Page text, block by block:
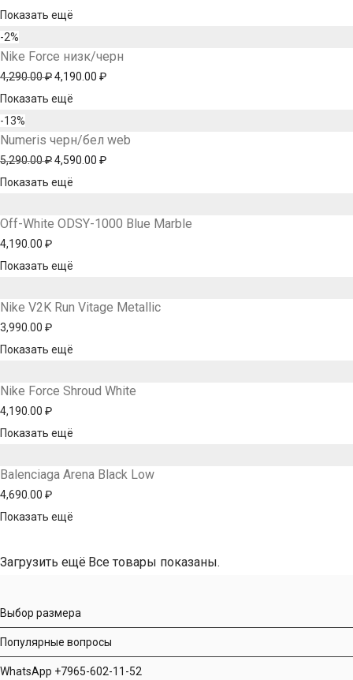
Показать ещё
-2%
Nike Force низк/черн
4,290.00₽Первоначальная
цена
4,290.00 ₽.
4,190.00 ₽
Показать ещё
-13%
Numeris черн/бел web
5,290.00₽Первоначальная
цена
5,290.00 ₽.
4,590.00 ₽
Показать ещё
Off-White ODSY-1000 Blue Marble
4,190.00 ₽
Показать ещё
Nike V2K Run Vitage Metallic
3,990.00 ₽
Показать ещё
Nike Force Shroud White
4,190.00 ₽
Показать ещё
Balenciaga Arena Black Low
4,690.00 ₽
Показать ещё
Загрузить ещё Все товары показаны.
Выбор размера
Популярные вопросы
WhatsApp +7965-602-11-52